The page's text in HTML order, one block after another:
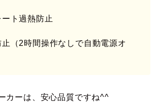
ート過熱防止
止（2時間操作なしで自動電源オ
カーは、安心品質ですね^^